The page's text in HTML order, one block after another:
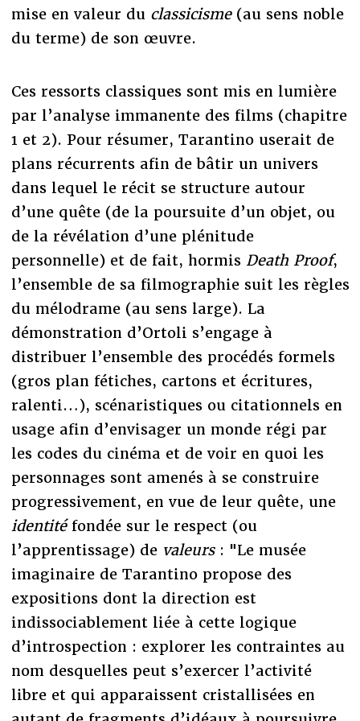
mise en valeur du classicisme (au sens noble
du terme) de son œuvre.
Ces ressorts classiques sont mis en lumière
par l’analyse immanente des films (chapitre
1 et 2). Pour résumer, Tarantino userait de
plans récurrents afin de bâtir un univers
dans lequel le récit se structure autour
d’une quête (de la poursuite d’un objet, ou
de la révélation d’une plénitude
personnelle) et de fait, hormisDeath Proof,
l’ensemble de sa filmographie suit les règles
du mélodrame (au sens large). La
démonstration d’Ortoli s’engage à
distribuer l’ensemble des procédés formels
(gros plan fétiches, cartons et écritures,
ralenti…), scénaristiques ou citationnels en
usage afin d’envisager un monde régi par
les codes du cinéma et de voir en quoi les
personnages sont amenés à se construire
progressivement, en vue de leur quête, une
identitéfondée sur le respect (ou
l’apprentissage) de valeurs: "Le musée
imaginaire de Tarantino propose des
expositions dont la direction est
indissociablement liée à cette logique
d’introspection : explorer les contraintes au
nom desquelles peut s’exercer l’activité
libre et qui apparaissent cristallisées en